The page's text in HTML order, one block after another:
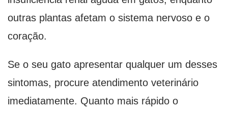
outras plantas afetam o sistema nervoso e o
coração.
Se o seu gato apresentar qualquer um desses
sintomas, procure atendimento veterinário
imediatamente. Quanto mais rápido o